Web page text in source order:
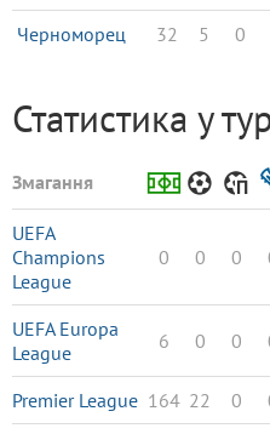
Черноморец
32 5 0
Статистика у
Змагання
UEFA
Champions
League
0 0 0
UEFA Europa
League
6 0 0
Premier League 164 22 0